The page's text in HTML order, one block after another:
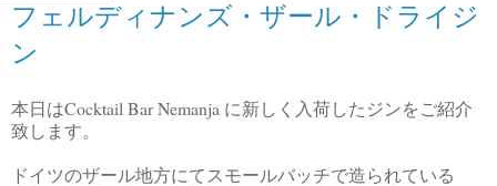
フェルディナンズ・ザール・ドライジ
ン
本日はCocktail Bar Nemanja に新しく入荷したジンをご紹介
致します。
ドイツのザール地方にてスモールバッチで造られている